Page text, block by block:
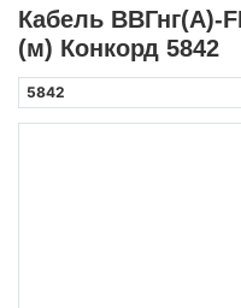
Кабель ВВГнг(А)-
(м) Конкорд 5842
5842